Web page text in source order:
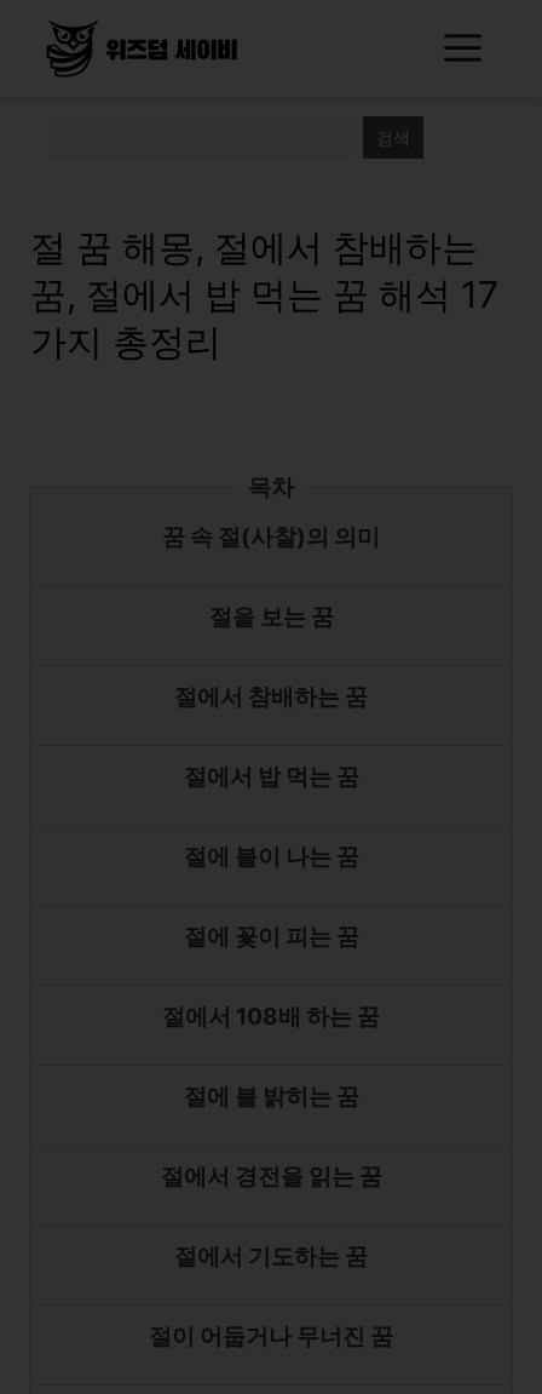
검색
절 꿈 해몽, 절에서 참배하는
꿈, 절에서 밥 먹는 꿈 해석 17
가지 총정리
목차
꿈 속 절(사찰)의 의미
절을 보는 꿈
절에서 참배하는 꿈
절에서 밥 먹는 꿈
절에 불이 나는 꿈
절에 꽃이 피는 꿈
절에서 108배 하는 꿈
절에 불 밝히는 꿈
절에서 경전을 읽는 꿈
절에서 기도하는 꿈
절이 어둡거나 무너진 꿈